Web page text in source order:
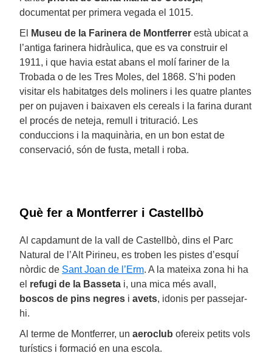
documentat per primera vegada el 1015.
El
Museu de la Farinera de Montferrer està ubicat a
l’antiga farinera hidràulica, que es va construir el
1911, i que havia estat abans el molí fariner de la
Trobada o de les Tres Moles, del 1868. S’hi poden
visitar els habitatges dels moliners i les quatre plantes
per on pujaven i baixaven els cereals i la farina durant
el procés de neteja, remull i trituració. Les
conduccions i la maquinària, en un bon estat de
conservació, són de fusta, metall i roba.
Què fer a Montferrer i Castellbò
Al capdamunt de la vall de Castellbò, dins el Parc
Natural de l’Alt Pirineu, es troben les pistes d’esquí
nòrdic de Sant Joan de l’Erm. A la mateixa zona hi ha
el refugi de la Basseta i, una mica més avall,
boscos de pins negres i avets, idonis per passejar-
hi.
Al terme de Montferrer, un aeroclub ofereix petits vols
turístics i formació en una escola.